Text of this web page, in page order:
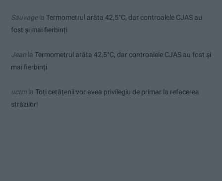
Sauvagela Termometrul arăta 42,5°C, dar controalele CJAS au
fost și mai fierbinți
Jean la Termometrul arăta 42,5°C, dar controalele CJAS au fost și
mai fierbinți
uctmla Toți cetățenii vor avea privilegiu de primar la refacerea
străzilor!